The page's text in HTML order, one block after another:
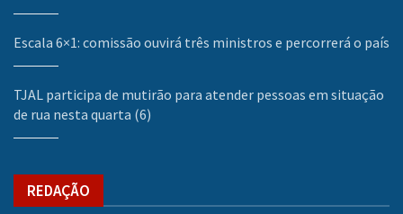
Escala 6×1: comissão ouvirá três ministros e percorrerá o país
TJAL participa de mutirão para atender pessoas em situação
de rua nesta quarta (6)
REDAÇÃO